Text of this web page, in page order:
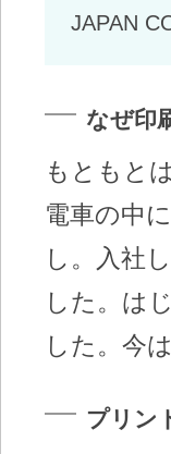
JAPAN
なぜ印
もともと
電車の中
し。入社
した。は
した。今
プリン